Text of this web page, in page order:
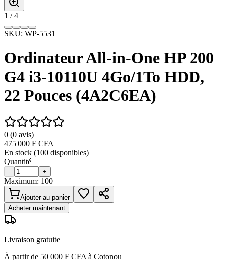
1 /4
SKU: WP-5531
Ordinateur All-in-One HP 200
G4 i3-10110U 4Go/1To HDD,
22 Pouces (4A2C6EA)
0 (0 avis)
475 000 F CFA
En stock (100 disponibles)
Quantité
- +
Maximum: 100
Ajouter au panier
Acheter maintenant
Livraison gratuite
À partir de 50 000 F CFA à Cotonou